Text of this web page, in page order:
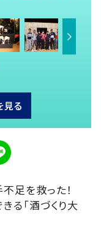
見る
足を救った！
る「酒づくり大